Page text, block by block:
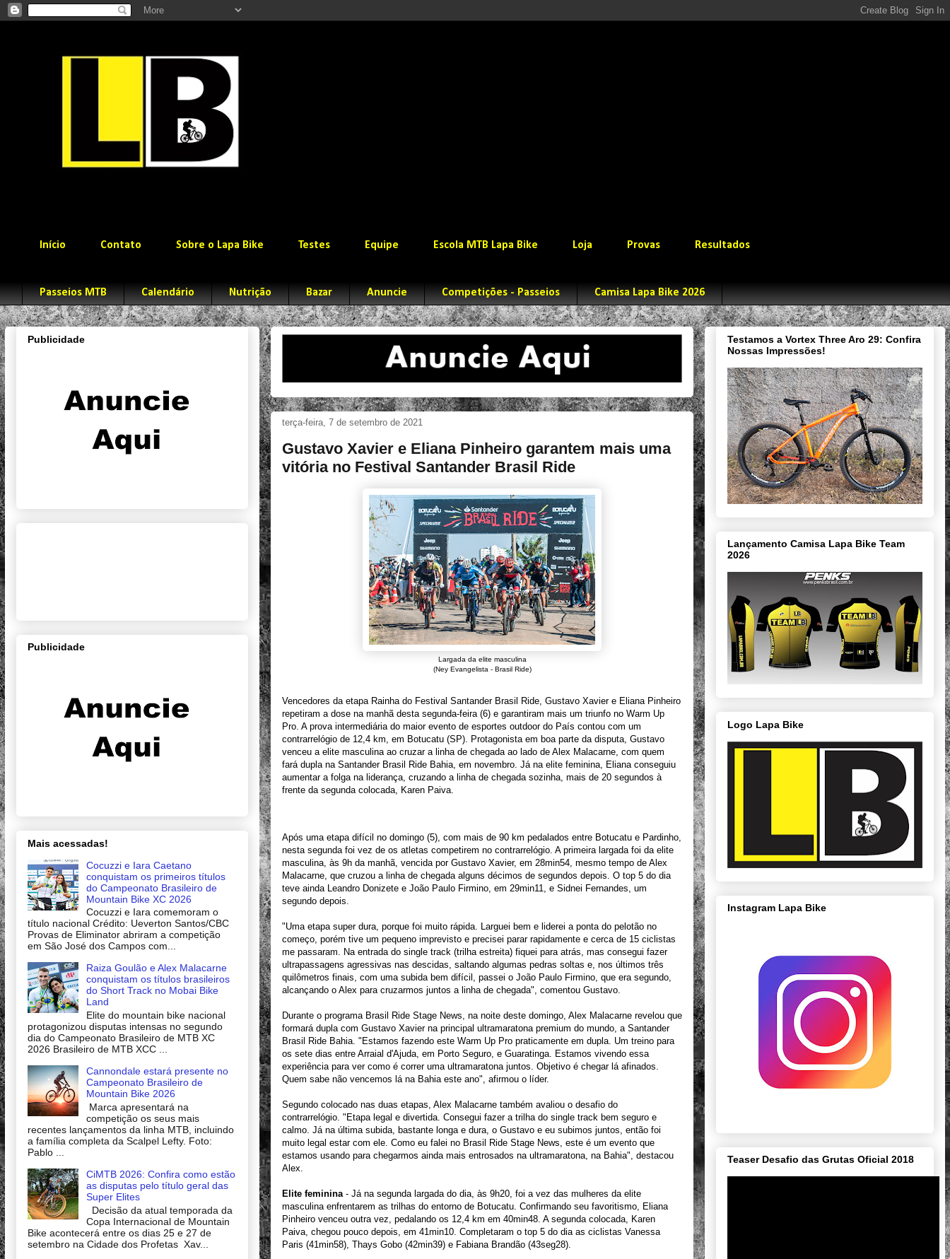
Início Contato Sobre o Lapa Bike Testes Equipe Escola MTB Lapa Bike Loja Provas Resultados
Passeios MTB Calendário Nutrição Bazar Anuncie Competições - Passeios Camisa Lapa Bike 2026
terça-feira, 7 de setembro de 2021
Gustavo Xavier e Eliana Pinheiro garantem mais uma
vitória no Festival Santander Brasil Ride
Largada da elite masculina
(Ney Evangelista - Brasil Ride)
Vencedores da etapa Rainha do Festival Santander Brasil Ride, Gustavo Xavier e Eliana Pinheiro
repetiram a dose na manhã desta segunda-feira (6) e garantiram mais um triunfo no Warm Up
Pro. A prova intermediária do maior evento de esportes outdoor do País contou com um
contrarrelógio de 12,4 km, em Botucatu (SP). Protagonista em boa parte da disputa, Gustavo
venceu a elite masculina ao cruzar a linha de chegada ao lado de Alex Malacarne, com quem
fará dupla na Santander Brasil Ride Bahia, em novembro. Já na elite feminina, Eliana conseguiu
aumentar a folga na liderança, cruzando a linha de chegada sozinha, mais de 20 segundos à
frente da segunda colocada, Karen Paiva.
Após uma etapa difícil no domingo (5), com mais de 90 km pedalados entre Botucatu e Pardinho,
nesta segunda foi vez de os atletas competirem no contrarrelógio. A primeira largada foi da elite
masculina, às 9h da manhã, vencida por Gustavo Xavier, em 28min54, mesmo tempo de Alex
Malacarne, que cruzou a linha de chegada alguns décimos de segundos depois. O top 5 do dia
teve ainda Leandro Donizete e João Paulo Firmino, em 29min11, e Sidnei Fernandes, um
segundo depois.
"Uma etapa super dura, porque foi muito rápida. Larguei bem e liderei a ponta do pelotão no
começo, porém tive um pequeno imprevisto e precisei parar rapidamente e cerca de 15 ciclistas
me passaram. Na entrada do single track (trilha estreita) fiquei para atrás, mas consegui fazer
ultrapassagens agressivas nas descidas, saltando algumas pedras soltas e, nos últimos três
quilômetros finais, com uma subida bem difícil, passei o João Paulo Firmino, que era segundo,
alcançando o Alex para cruzarmos juntos a linha de chegada", comentou Gustavo.
Durante o programa Brasil Ride Stage News, na noite deste domingo, Alex Malacarne revelou que
formará dupla com Gustavo Xavier na principal ultramaratona premium do mundo, a Santander
Brasil Ride Bahia. "Estamos fazendo este Warm Up Pro praticamente em dupla. Um treino para
os sete dias entre Arraial d'Ajuda, em Porto Seguro, e Guaratinga. Estamos vivendo essa
experiência para ver como é correr uma ultramaratona juntos. Objetivo é chegar lá afinados.
Quem sabe não vencemos lá na Bahia este ano", afirmou o líder.
Segundo colocado nas duas etapas, Alex Malacarne também avaliou o desafio do
contrarrelógio. "Etapa legal e divertida. Consegui fazer a trilha do single track bem seguro e
calmo. Já na última subida, bastante longa e dura, o Gustavo e eu subimos juntos, então foi
muito legal estar com ele. Como eu falei no Brasil Ride Stage News, este é um evento que
estamos usando para chegarmos ainda mais entrosados na ultramaratona, na Bahia", destacou
Alex.
Elite feminina - Já na segunda largada do dia, às 9h20, foi a vez das mulheres da elite
masculina enfrentarem as trilhas do entorno de Botucatu. Confirmando seu favoritismo, Eliana
Pinheiro venceu outra vez, pedalando os 12,4 km em 40min48. A segunda colocada, Karen
Paiva, chegou pouco depois, em 41min10. Completaram o top 5 do dia as ciclistas Vanessa
Paris (41min58), Thays Gobo (42min39) e Fabiana Brandão (43seg28).
Publicidade
Publicidade
Mais acessadas!
Cocuzzi e Iara Caetano
conquistam os primeiros títulos
do Campeonato Brasileiro de
Mountain Bike XC 2026
Cocuzzi e Iara comemoram o
título nacional Crédito: Ueverton Santos/CBC
Provas de Eliminator abriram a competição
em São José dos Campos com...
Raiza Goulão e Alex Malacarne
conquistam os títulos brasileiros
do Short Track no Mobai Bike
Land
Elite do mountain bike nacional
protagonizou disputas intensas no segundo
dia do Campeonato Brasileiro de MTB XC
2026 Brasileiro de MTB XCC ...
Cannondale estará presente no
Campeonato Brasileiro de
Mountain Bike 2026
Marca apresentará na
competição os seus mais
recentes lançamentos da linha MTB, incluindo
a família completa da Scalpel Lefty. Foto:
Pablo ...
CiMTB 2026: Confira como estão
as disputas pelo título geral das
Super Elites
Decisão da atual temporada da
Copa Internacional de Mountain
Bike acontecerá entre os dias 25 e 27 de
setembro na Cidade dos Profetas Xav...
Testamos a Vortex Three Aro 29: Confira
Nossas Impressões!
Lançamento Camisa Lapa Bike Team
2026
Logo Lapa Bike
Instagram Lapa Bike
Teaser Desafio das Grutas Oficial 2018